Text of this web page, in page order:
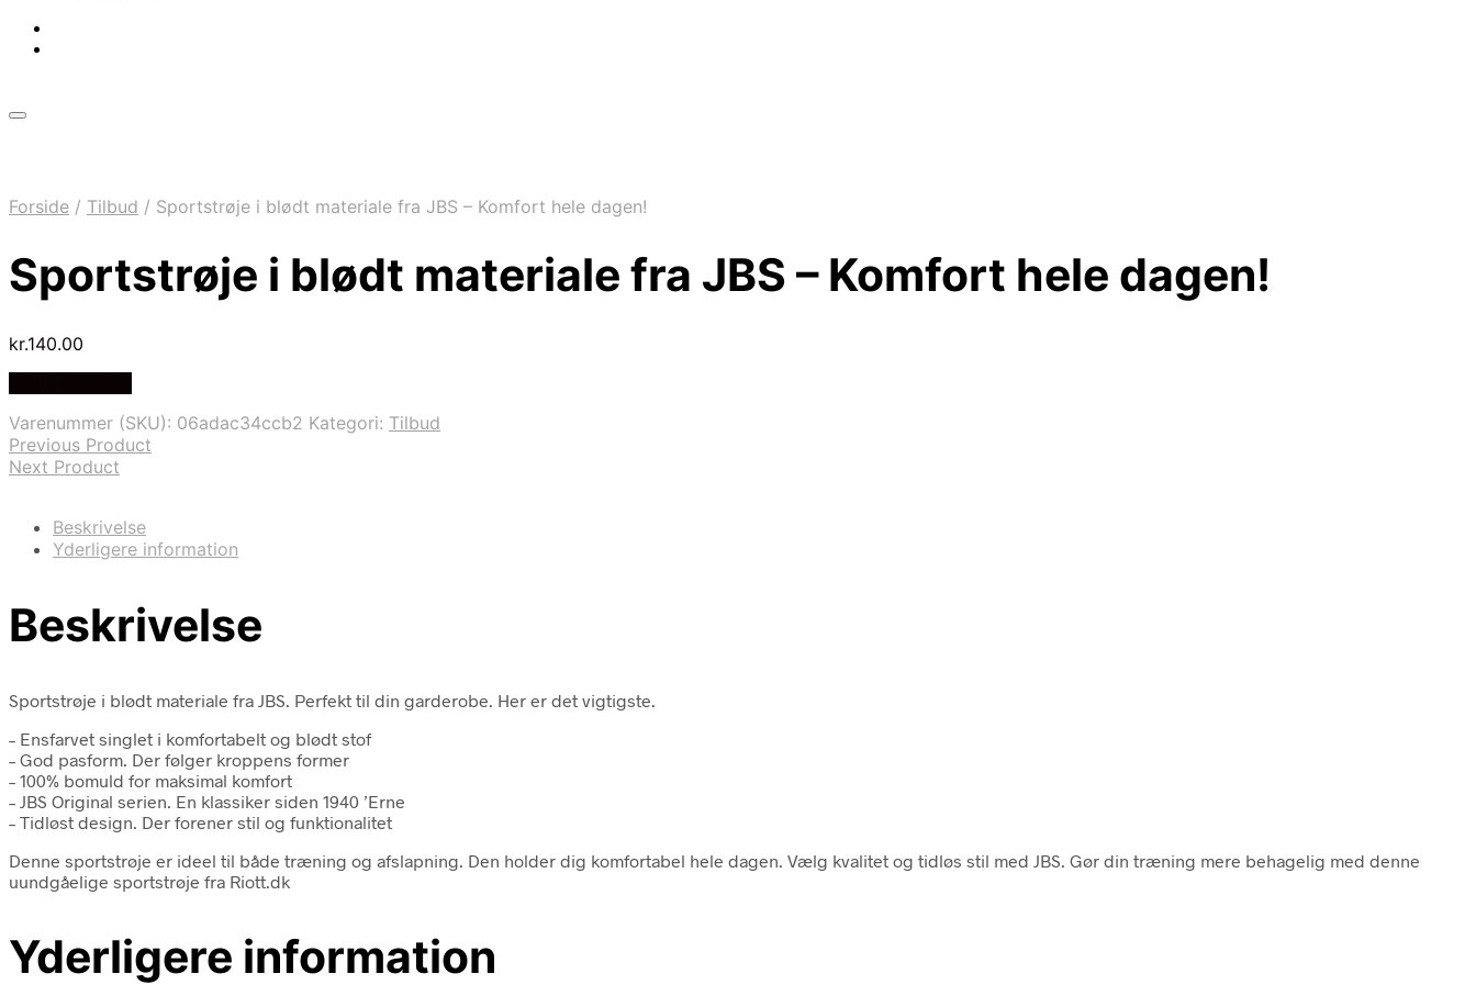
Forside / Tilbud / Sportstrøje i blødt materiale fra JBS – Komfort hele dagen!
Sportstrøje i blødt materiale fra JBS – Komfort hele dagen!
kr.140.00
Varenummer (SKU): 06adac34ccb2 Kategori: Tilbud
Previous Product
Next Product
Beskrivelse
Yderligere information
Beskrivelse
Sportstrøje i blødt materiale fra JBS. Perfekt til din garderobe. Her er det vigtigste.
– Ensfarvet singlet i komfortabelt og blødt stof
– God pasform. Der følger kroppens former
– 100% bomuld for maksimal komfort
– JBS Original serien. En klassiker siden 1940 ’Erne
– Tidløst design. Der forener stil og funktionalitet
Denne sportstrøje er ideel til både træning og afslapning. Den holder dig komfortabel hele dagen. Vælg kvalitet og tidløs stil med JBS. Gør din træning mere behagelig med denne
uundgåelige sportstrøje fra Riott.dk
Yderligere information